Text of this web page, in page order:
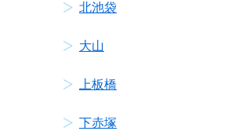
北池袋
大山
上板橋
下赤塚